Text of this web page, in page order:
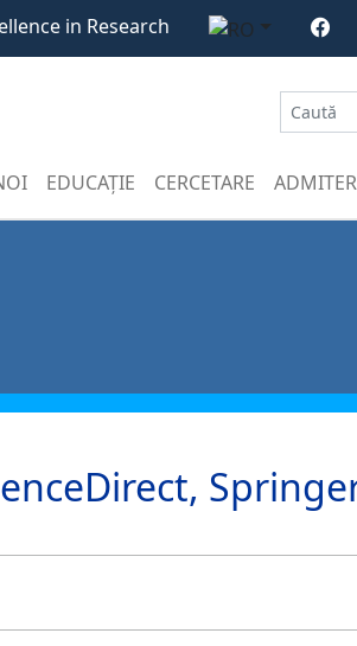
in Research
EDUCAȚIE CERCETARE